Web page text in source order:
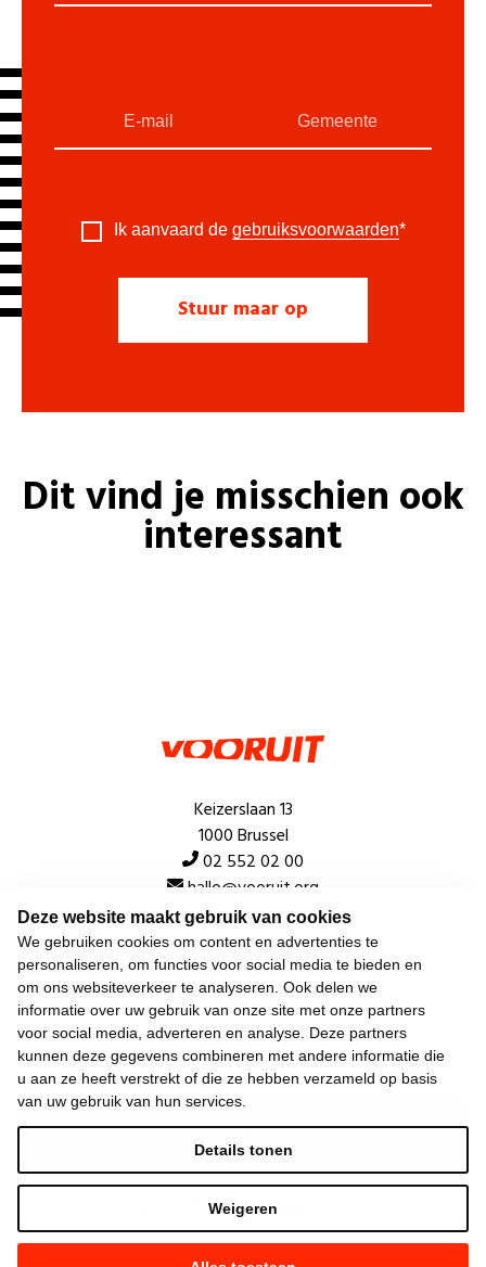
Deze website maakt gebruik van cookies
We gebruiken cookies om content en advertenties te
personaliseren, om functies voor social media te bieden en
om ons websiteverkeer te analyseren. Ook delen we
informatie over uw gebruik van onze site met onze partners
voor social media, adverteren en analyse. Deze partners
kunnen deze gegevens combineren met andere informatie die
u aan ze heeft verstrekt of die ze hebben verzameld op basis
van uw gebruik van hun services.
Weigeren
Details tonen
Ik aanvaard de gebruiksvoorwaarden*
Dit vind je misschien ook
interessant
Keizerslaan 13
1000 Brussel
02 552 02 00
hallo@vooruit.org
Snel
Over de beweging
Algemeen
Laatste nieuws